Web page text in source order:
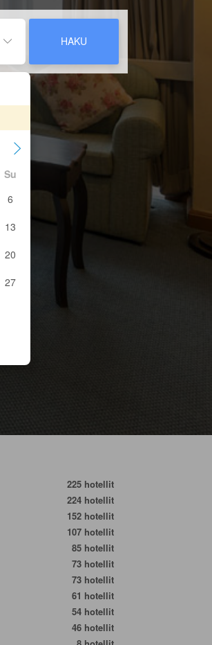
HAKU
Su
6
13
20
27
225 hotellit
224 hotellit
152 hotellit
107 hotellit
85 hotellit
73 hotellit
73 hotellit
61 hotellit
54 hotellit
46 hotellit